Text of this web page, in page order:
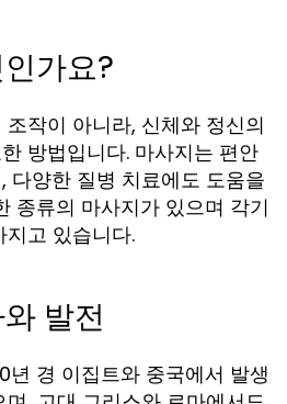
가요?
작이 아니라, 신체와 정신의
방법입니다. 마사지는 편안
다양한 질병 치료에도 도움을
종류의 마사지가 있으며 각기
고 있습니다.
발전
경 이집트와 중국에서 발생